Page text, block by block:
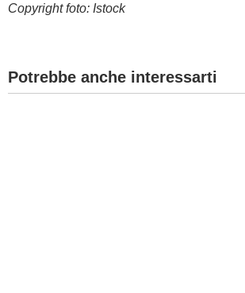
Copyright foto: Istock
Potrebbe anche interessarti